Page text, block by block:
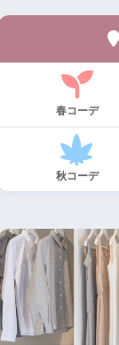
春コーデ
秋コーデ